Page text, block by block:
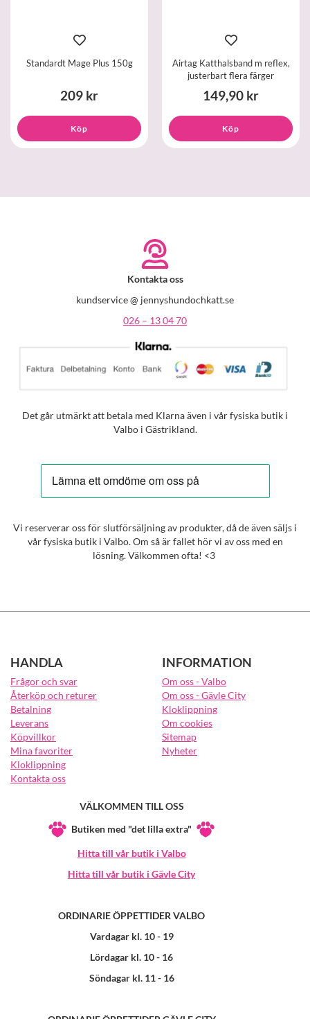
Standardt Mage Plus 150g
209 kr
Köp
Airtag Katthalsband m reflex,
justerbart flera färger
149,90 kr
Köp
Kontakta oss
kundservice @ jennyshundochkatt.se
026 – 13 04 70
Det går utmärkt att betala med Klarna även i vår fysiska butik i
Valbo i Gästrikland.
Vi reserverar oss för slutförsäljning av produkter, då de även säljs i
vår fysiska butik i Valbo. Om så är fallet hör vi av oss med en
lösning. Välkommen ofta! <3
HANDLA
Frågor och svar
Återköp och returer
Betalning
Leverans
Köpvillkor
Mina favoriter
Kloklippning
Kontakta oss
INFORMATION
Om oss - Valbo
Om oss - Gävle City
Kloklippning
Om cookies
Sitemap
Nyheter
VÄLKOMMEN TILL OSS
Butiken med "det lilla extra"
Hitta till vår butik i Valbo
Hitta till vår butik i Gävle City
ORDINARIE ÖPPETTIDER VALBO
Vardagar kl. 10 - 19
Lördagar kl. 10 - 16
Söndagar kl. 11 - 16